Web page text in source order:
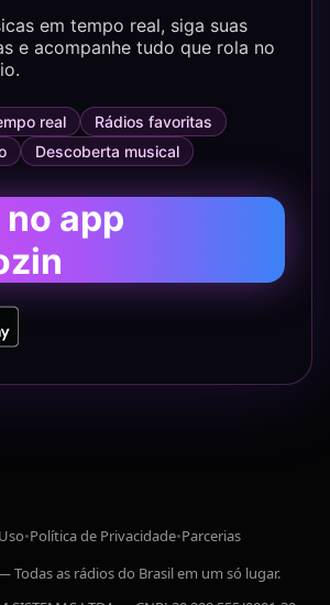
em tempo real, siga suas
e acompanhe tudo que rola no
real
Rádios favoritas
Descoberta musical
app
•Política de Privacidade•Parcerias
Todas as rádios do Brasil em um só lugar.